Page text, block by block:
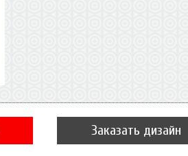
Заказать дизайн